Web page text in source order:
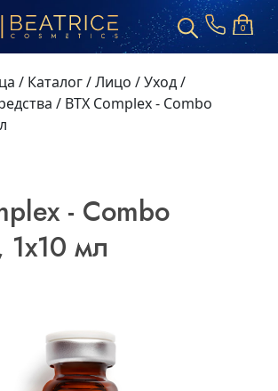
0
/ Каталог/Лицо /Уход/
/ BTX Complex - Combo
- Combo
1х10 мл